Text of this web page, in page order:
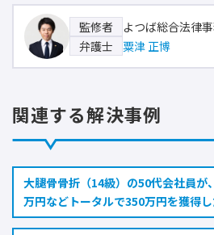
監修者
よつば総合法律
弁護士
粟津 正博
関連する解決事例
大腿骨骨折（14級）の50代会社員が
万円などトータルで350万円を獲得